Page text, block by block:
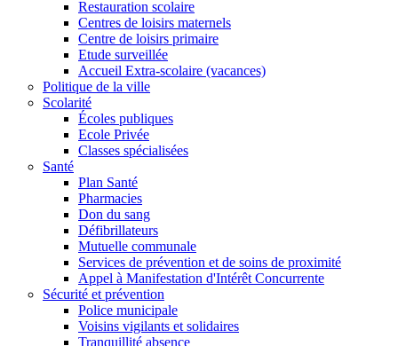
Restauration scolaire
Centres de loisirs maternels
Centre de loisirs primaire
Etude surveillée
Accueil Extra-scolaire (vacances)
Politique de la ville
Scolarité
Écoles publiques
Ecole Privée
Classes spécialisées
Santé
Plan Santé
Pharmacies
Don du sang
Défibrillateurs
Mutuelle communale
Services de prévention et de soins de proximité
Appel à Manifestation d'Intérêt Concurrente
Sécurité et prévention
Police municipale
Voisins vigilants et solidaires
Tranquillité absence